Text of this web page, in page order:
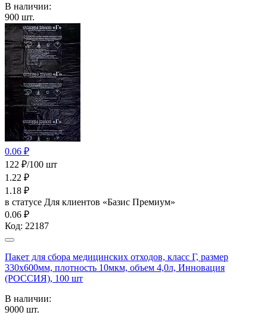
В наличии:
900 шт.
0.06 ₽
122 ₽/100 шт
1.22 ₽
1.18 ₽
в статусе Для клиентов «Базис Премиум»
0.06 ₽
Код: 22187
Пакет для сбора медицинских отходов, класс Г, размер
330х600мм, плотность 10мкм, объем 4,0л, Инновация
(РОССИЯ), 100 шт
В наличии:
9000 шт.